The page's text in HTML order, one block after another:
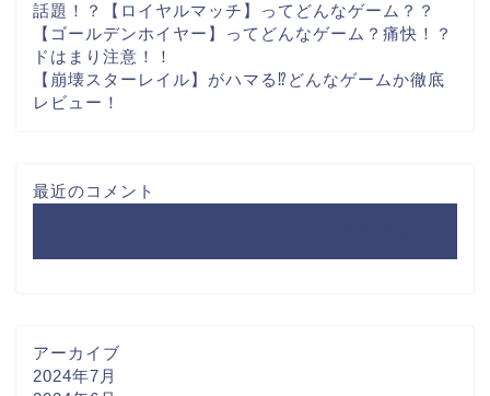
話題！？【ロイヤルマッチ】ってどんなゲーム？？
【ゴールデンホイヤー】ってどんなゲーム？痛快！？
ドはまり注意！！
【崩壊スターレイル】がハマる⁉どんなゲームか徹底
レビュー！
最近のコメント
アーカイブ
2024年7月